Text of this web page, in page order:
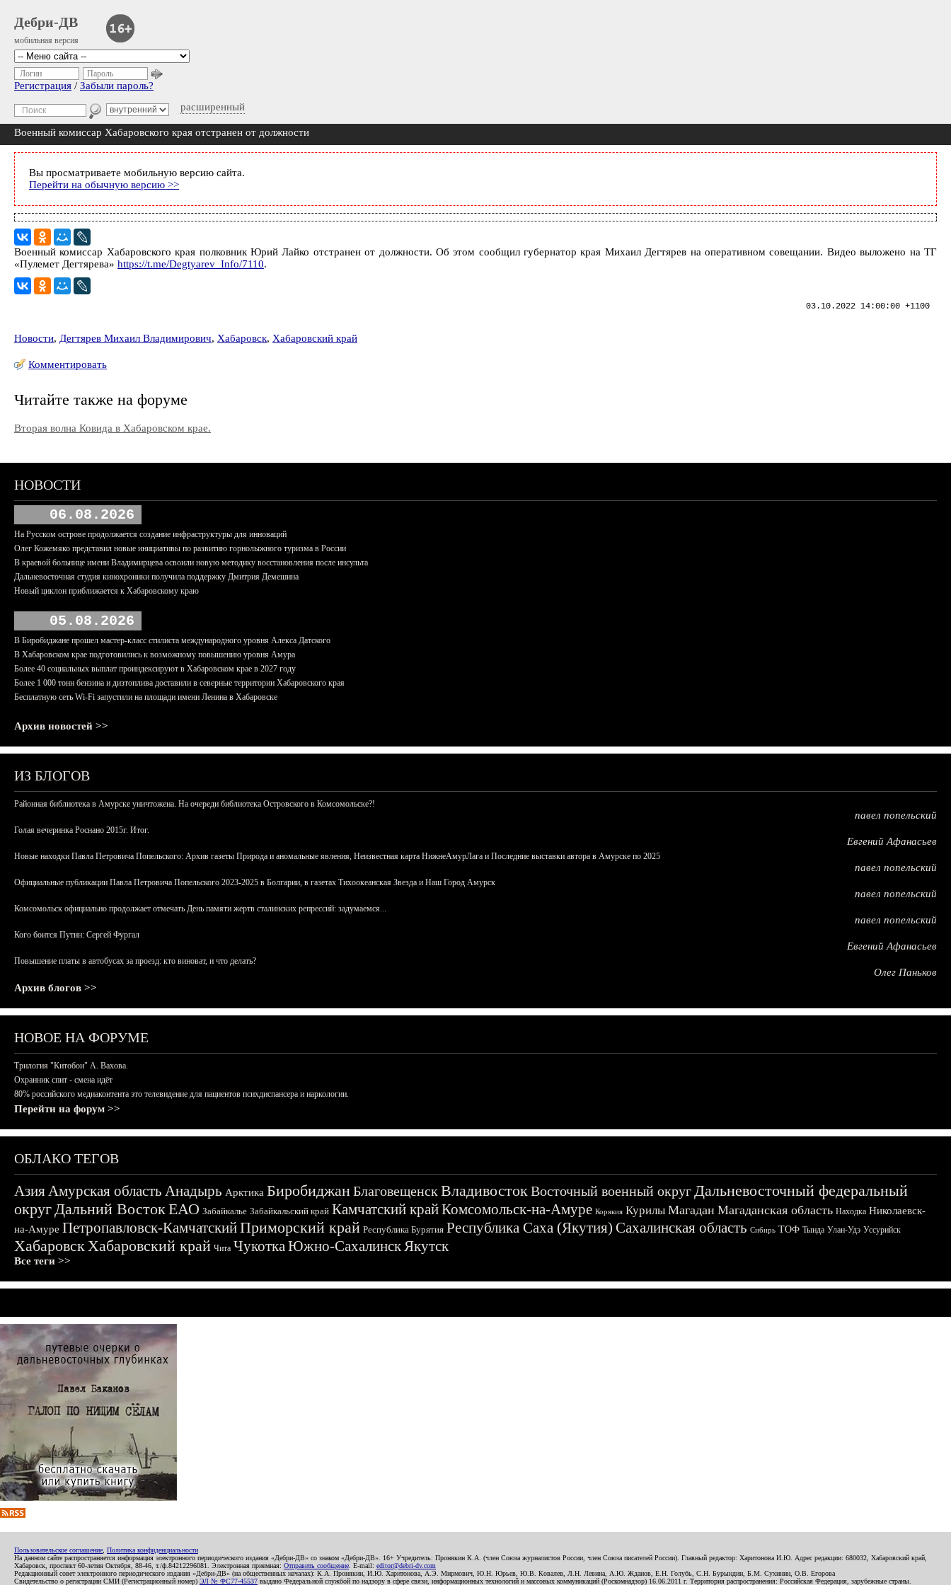
Дебри-ДВ
мобильная версия
расширенный
Логин Пароль
Регистрация / Забыли пароль?
Военный комиссар Хабаровского края отстранен от должности
Вы просматриваете мобильную версию сайта.
Перейти на обычную версию >>
Военный комиссар Хабаровского края полковник Юрий Лайко отстранен от должности. Об этом сообщил губернатор края Михаил Дегтярев на оперативном совещании. Видео выложено на ТГ
«Пулемет Дегтярева» https://t.me/Degtyarev_Info/7110.
03.10.2022 14:00:00 +1100
Новости, Дегтярев Михаил Владимирович, Хабаровск, Хабаровский край
Комментировать
Читайте также на форуме
Вторая волна Ковида в Хабаровском крае.
НОВОСТИ
06.08.2026
На Русском острове продолжается создание инфраструктуры для инноваций
Олег Кожемяко представил новые инициативы по развитию горнолыжного туризма в России
В краевой больнице имени Владимирцева освоили новую методику восстановления после инсульта
Дальневосточная студия кинохроники получила поддержку Дмитрия Демешина
Новый циклон приближается к Хабаровскому краю
05.08.2026
В Биробиджане прошел мастер-класс стилиста международного уровня Алекса Датского
В Хабаровском крае подготовились к возможному повышению уровня Амура
Более 40 социальных выплат проиндексируют в Хабаровском крае в 2027 году
Более 1 000 тонн бензина и дизтоплива доставили в северные территории Хабаровского края
Бесплатную сеть Wi-Fi запустили на площади имени Ленина в Хабаровске
Архив новостей >>
ИЗ БЛОГОВ
Районная библиотека в Амурске уничтожена. На очереди библиотека Островского в Комсомольске?!
павел попельский
Голая вечеринка Роснано 2015г. Итог.
Евгений Афанасьев
Новые находки Павла Петровича Попельского: Архив газеты Природа и аномальные явления, Неизвестная карта НижнеАмурЛага и Последние выставки автора в Амурске по 2025
павел попельский
Официальные публикации Павла Петровича Попельского 2023-2025 в Болгарии, в газетах Тихоокеанская Звезда и Наш Город Амурск
павел попельский
Комсомольск официально продолжает отмечать День памяти жертв сталинских репрессий: задумаемся...
павел попельский
Кого боится Путин: Сергей Фургал
Евгений Афанасьев
Повышение платы в автобусах за проезд: кто виноват, и что делать?
Олег Паньков
Архив блогов >>
НОВОЕ НА ФОРУМЕ
Трилогия "Китобои" А. Вахова.
Охранник спит - смена идёт
80% российского медиаконтента это телевидение для пациентов психдиспансера и наркологии.
Перейти на форум >>
ОБЛАКО ТЕГОВ
АзияАмурская область Анадырь Арктика БиробиджанБлаговещенскВладивостокВосточный военный округДальневосточный федеральный
округДальний ВостокЕАО Забайкалье Забайкальский край Камчатский крайКомсомольск-на-Амуре Корякия Курилы Магадан Магаданская область Находка Николаевск-
на-Амуре Петропавловск-КамчатскийПриморский край Республика Бурятия Республика Саха (Якутия) Сахалинская область Сибирь ТОФ Тында Улан-Удэ Уссурийск
ХабаровскХабаровский край Чита ЧукоткаЮжно-СахалинскЯкутск
Все теги >>
Пользовательское соглашение Политика конфиденциальности
На данном сайте распространяется информация электронного периодического издания «Дебри-ДВ» со знаком «Дебри-ДВ». 16+ Учредитель: Пронякин К.А. (член Союза журналистов России, член Союза писателей России). Главный редактор: Харитонова И.Ю. Адрес редакции: 680032, Хабаровский край,
Хабаровск, проспект 60-летия Октября, 88-46, т./ф.84212296081. Электронная приемная: Отправить сообщение . E-mail: editor@debri-dv.com
Редакционный совет электронного периодического издания «Дебри-ДВ» (на общественных началах): К.А. Пронякин, И.Ю. Харитонова, А.Э. Мирмович, Ю.Н. Юрьев, Ю.В. Ковалев, Л.Н. Левина, А.Ю. Жданов, Е.Н. Голубь, С.Н. Бурындин, Б.М. Сухинин, О.В. Егорова
Свидетельство о регистрации СМИ (Регистрационный номер) ЭЛ № ФС77-45537 выдано Федеральной службой по надзору в сфере связи, информационных технологий и массовых коммуникаций (Роскомнадзор) 16.06.2011 г. Территория распространения: Российская Федерация, зарубежные страны.